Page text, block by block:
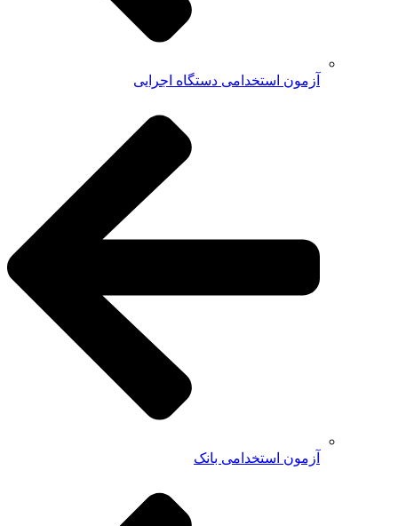
آزمون استخدامی دستگاه اجرایی
آزمون استخدامی بانک